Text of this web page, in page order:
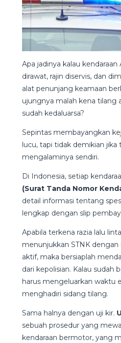
Apa jadinya kalau
dirawat, rajin diservis, dan
alat penunjang keamaan
ujungnya malah kena tilang
sudah kedaluarsa?
Sepintas membayangkan
lucu, tapi tidak demikian jika
mengalaminya sendiri.
Di Indonesia, setiap
(Surat Tanda Nomor
detail informasi tentang
lengkap dengan slip
Apabila terkena razia lalu
menunjukkan STNK dengan
aktif, maka bersiaplah
dari kepolisian. Kalau sudah
harus mengeluarkan waktu
menghadiri sidang tilang.
Sama halnya dengan uji kir.
sebuah prosedur yang
kendaraan bermotor, yang